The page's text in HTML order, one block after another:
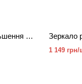
Косметичне дзеркало 2х-кратне збільшення двостороннє 17 см.
1 149 грн/